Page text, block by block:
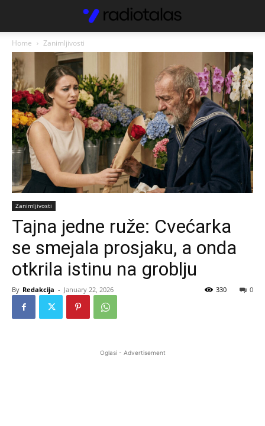
Home Zanimljivosti
Zanimljivosti
Tajna jedne ruže: Cvećarka
se smejala prosjaku, a onda
otkrila istinu na groblju
By Redakcija - January 22, 2026 0
330
Oglasi - Advertisement